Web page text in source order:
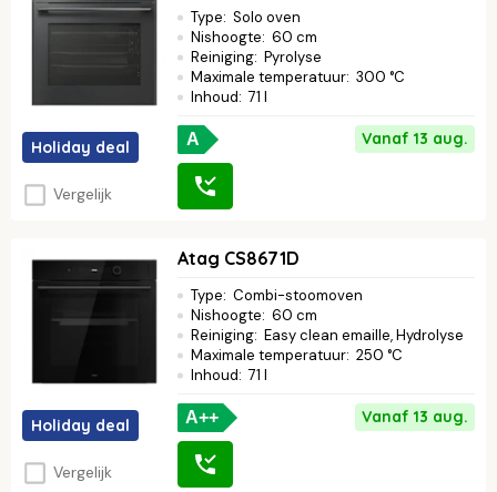
Holiday deal
Vergelijk
Type: Solo oven
Nishoogte: 60 cm
Reiniging: Pyrolyse
Maximale temperatuur: 300 °C
Inhoud: 71 l
A Vanaf 13 aug.
Holiday deal
Vergelijk
Atag CS8671D
Type: Combi-stoomoven
Nishoogte: 60 cm
Reiniging: Easy clean emaille, Hydrolyse
Maximale temperatuur: 250 °C
Inhoud: 71 l
A++ Vanaf 13 aug.